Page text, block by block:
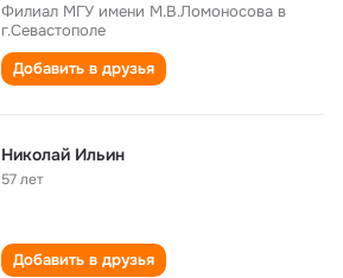
Филиал МГУ имени М.В.Ломоносова в
г.Севастополе
Добавить в друзья
Николай Ильин
57 лет
Добавить в друзья